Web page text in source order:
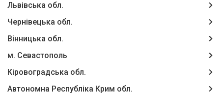
Львівська обл.
Чернівецька обл.
Вінницька обл.
м. Севастополь
Кіровоградська обл.
Автономна Республіка Крим обл.